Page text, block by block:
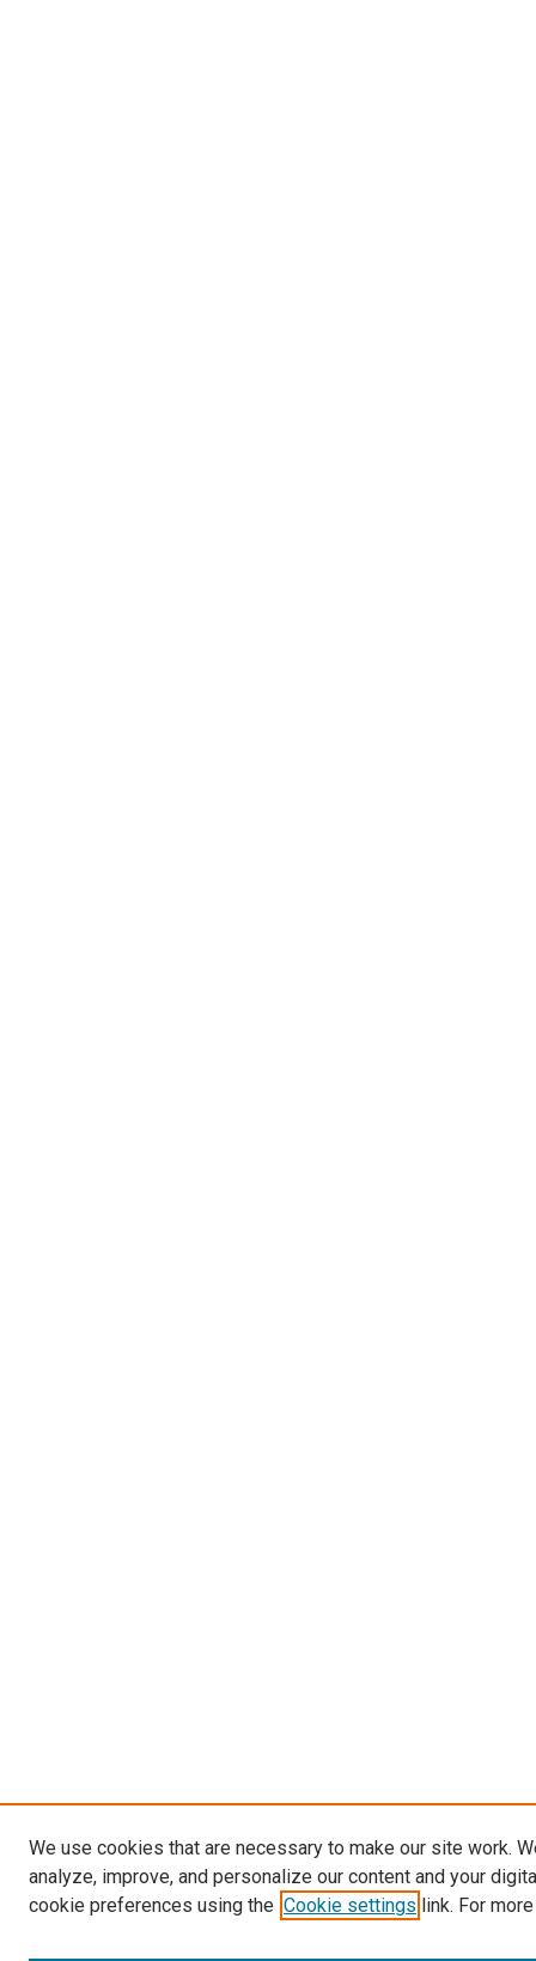
We use cookies that are necessary to make our site work.
analyze, improve, and personalize our content and your
cookie preferences using the Cookie settings link. For